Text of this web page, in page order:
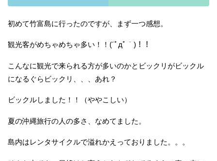
初めて竹富島に行ったのですが、まず一つ感想。
観光客がめちゃめちゃ多い！！(´ﾟдﾟ｀)！！
こんなに観光で来られる方が多いのかとビックリがビックル
になるぐらビックリ、、、あれ？
ビックルしました！！（ややこしい）
夏の沖縄旅行の人の多さ、なめてました。
島内はレンタサイクルで溢れかえっておりました。。。